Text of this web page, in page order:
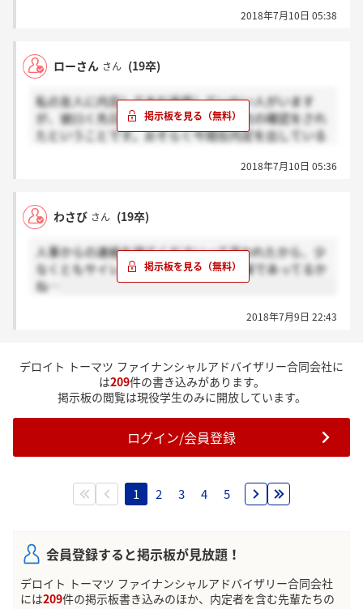
2018年7月10日 05:38
ローさん さん (19卒)
私の友人に内定してまだ承諾していない人がいます
が、彼曰く先日電話がかかってきて意志の確認をされ
たということです。おそらく今現在内定を出している
の合計が枠の人数を結構超えているのでは。軽率に内
ら数を減らしてまず新卒枠オーバーのリスクヘッジを
してから、その上でのキャリアフォーラム組への内定
2018年7月10日 05:36
わさび さん (19卒)
人事からの連絡を待てくださいって言われたから、少
なくともサイレントないはずという理解であってるか
ね…
2018年7月9日 22:43
デロイト トーマツ ファイナンシャルアドバイザリー合同会社に
は209件の書き込みがあります。
掲示板の閲覧は現役学生のみに開放しています。
ログイン/会員登録
1 2 3 4 5
会員登録すると掲示板が見放題！
デロイト トーマツ ファイナンシャルアドバイザリー合同会社
には209件の掲示板書き込みのほか、内定者を含む先輩たちの